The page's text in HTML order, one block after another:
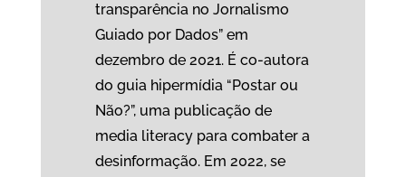
transparência no Jornalismo
Guiado por Dados” em
dezembro de 2021. É co-autora
do guia hipermídia “Postar ou
Não?”, uma publicação de
media literacy para combater a
desinformação. Em 2022, se